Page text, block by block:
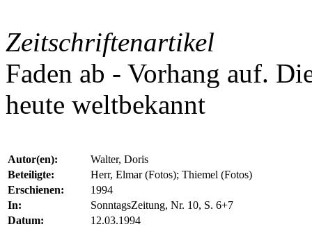
Zeitschriftenartikel
Faden ab - Vorhang auf.
heute weltbekannt
Autor(en):
Walter, Doris
Beteiligte:
Herr, Elmar (Fotos); Thiemel (Fotos)
Erschienen:
1994
In:
SonntagsZeitung, Nr. 10, S. 6+7
Datum:
12.03.1994